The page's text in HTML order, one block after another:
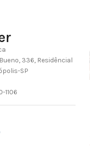
336, Residêncial
SP
1106